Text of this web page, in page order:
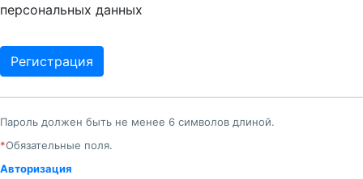
персональных данных
Пароль должен быть не менее 6 символов длиной.
*Обязательные поля.
Авторизация